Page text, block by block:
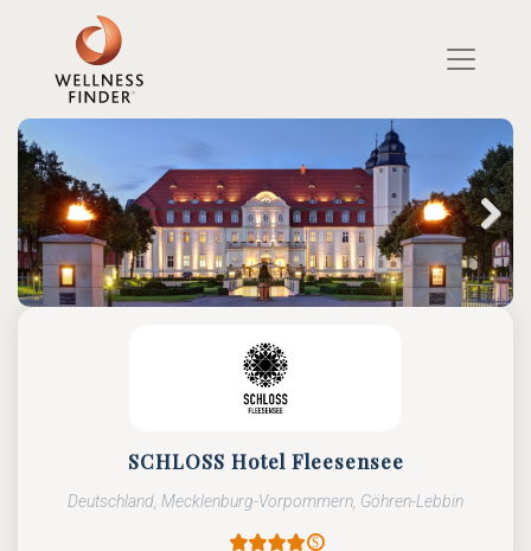
Next
SCHLOSS Hotel Fleesensee
Deutschland, Mecklenburg-Vorpommern, Göhren-Lebbin